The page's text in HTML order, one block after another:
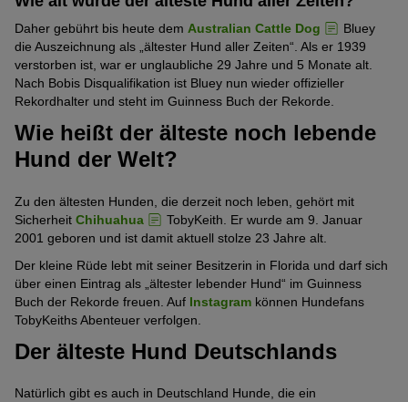
Daher gebührt bis heute dem Australian Cattle Dog
Bluey
die Auszeichnung als „ältester Hund aller Zeiten“. Als er 1939
verstorben ist, war er unglaubliche 29 Jahre und 5 Monate alt.
Nach Bobis Disqualifikation ist Bluey nun wieder offizieller
Rekordhalter und steht im Guinness Buch der Rekorde.
Wie heißt der älteste noch lebende
Hund der Welt?
Zu den ältesten Hunden, die derzeit noch leben, gehört mit
Sicherheit Chihuahua
TobyKeith. Er wurde am 9. Januar
2001 geboren und ist damit aktuell stolze 23 Jahre alt.
Der kleine Rüde lebt mit seiner Besitzerin in Florida und darf sich
über einen Eintrag als „ältester lebender Hund“ im Guinness
Buch der Rekorde freuen. Auf Instagram können Hundefans
TobyKeiths Abenteuer verfolgen.
Der älteste Hund Deutschlands
Natürlich gibt es auch in Deutschland Hunde, die ein